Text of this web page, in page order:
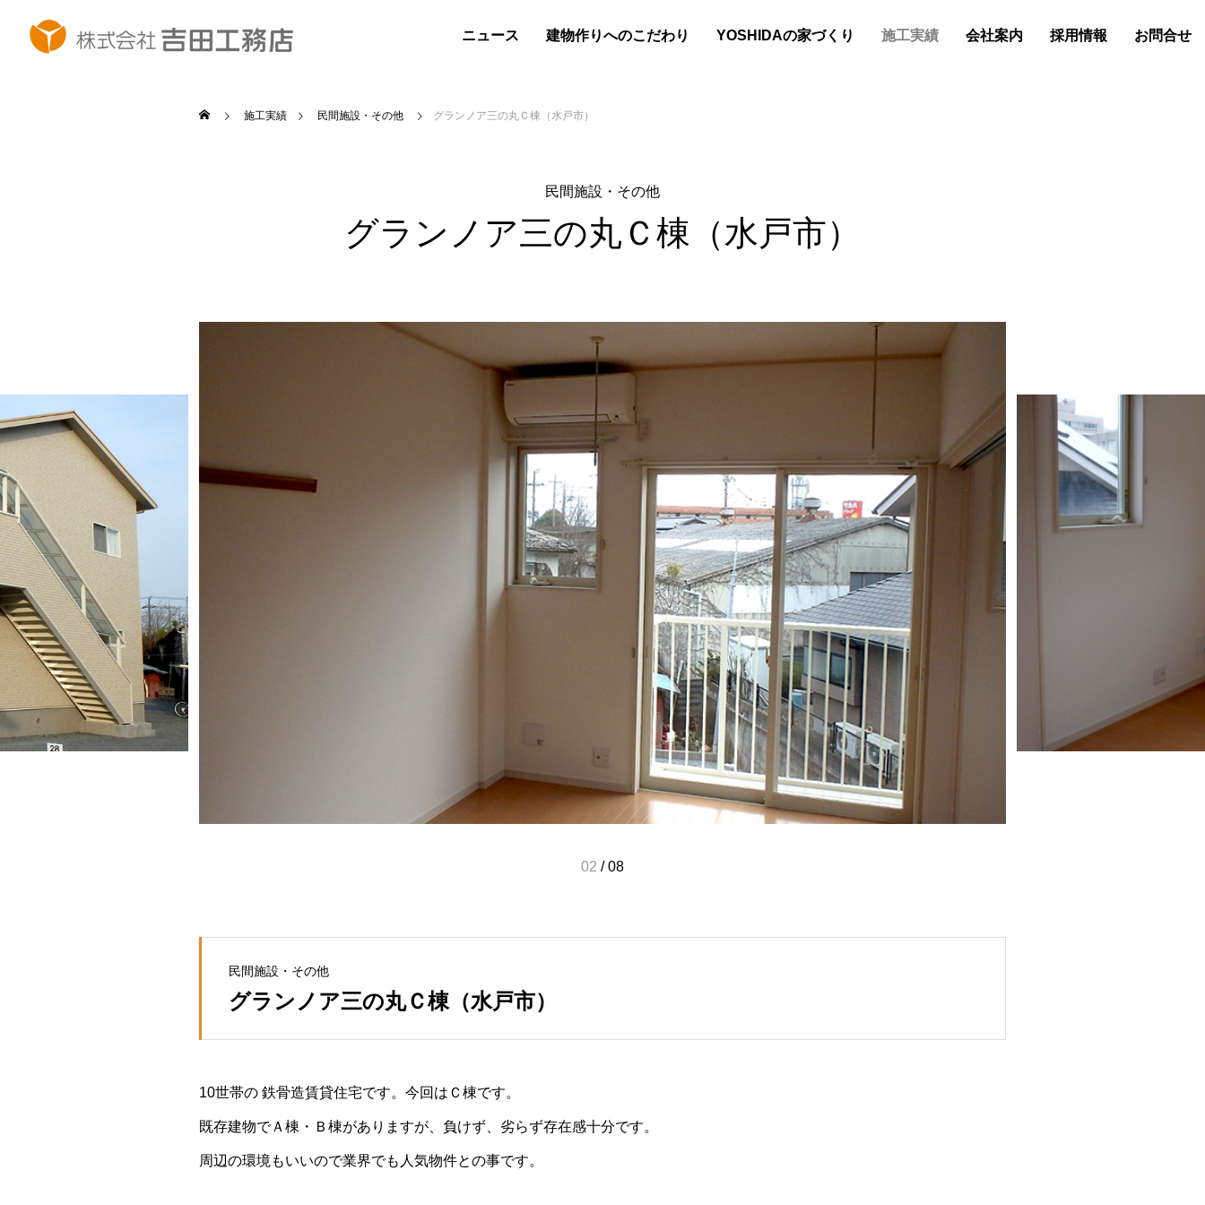
ニュース 建物作りへのこだわり YOSHIDAの家づくり 施工実績 会社案内 採用情報 お問合せ
施工実績 民間施設・その他 グランノア三の丸Ｃ棟（水戸市）
民間施設・その他
グランノア三の丸Ｃ棟（水戸市）
02 /08
民間施設・その他
グランノア三の丸Ｃ棟（水戸市）
10世帯の 鉄骨造賃貸住宅です。今回はＣ棟です。
既存建物でＡ棟・Ｂ棟がありますが、負けず、劣らず存在感十分です。
周辺の環境もいいので業界でも人気物件との事です。